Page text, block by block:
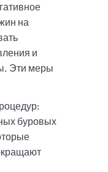
на
и
Эти меры
буровых